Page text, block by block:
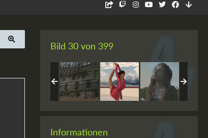
Bild 30 von 399
Informationen